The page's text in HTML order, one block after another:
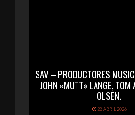
SAV – PRODUCTORES
JOHN «MUTT» LANGE, TOM
OLSEN.
28 ABRIL 2026